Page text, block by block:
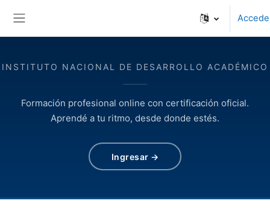
INSTITUTO NACIONAL DE DESARROLLO ACADÉMICO
Formación profesional online con certificación oficial.
Aprendé a tu ritmo, desde donde estés.
Ingresar →